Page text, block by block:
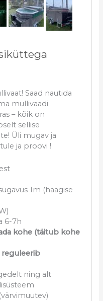
Saad nautida
mullivaadi
– kõik on
sellise
Üli mugav ja
ja proovi !
1m (haagise
6-7h
kohe (täitub kohe
ning alt